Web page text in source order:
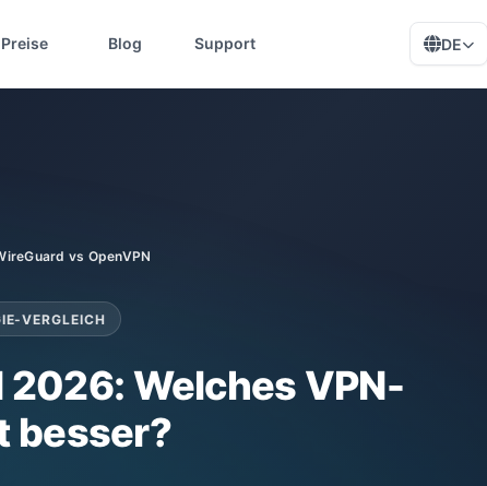
Preise Blog Support DE
vs OpenVPN
VERGLEICH
2026: Welches VPN-
besser?